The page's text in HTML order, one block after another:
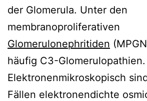
der Glomerula. Unter den
membranoproliferativen
Glomerulonephritiden
häufig C3-Glomerulopathien.
Elektronenmikroskopisch
Fällen elektronendichte